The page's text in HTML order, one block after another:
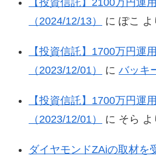
（2024/12/13）
に ぽこ よ
【投資信託】1700万円運
（2023/12/01）
に バッキ
【投資信託】1700万円運
（2023/12/01）
に そら よ
ダイヤモンドZAiの取材を